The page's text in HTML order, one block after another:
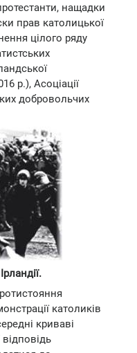
нащадки
прав католицької
цілого ряду
р.), Асоціації
добровольчих
католиків
криваві